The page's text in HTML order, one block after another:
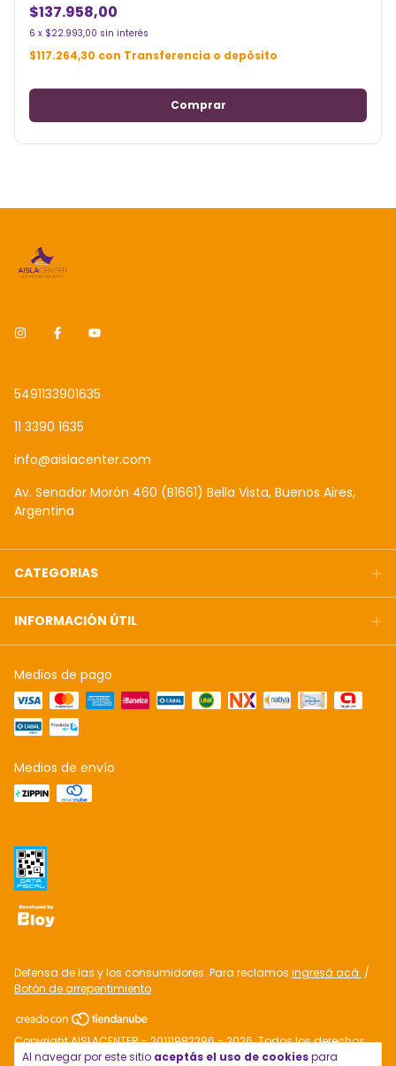
Al navegar por este sitio aceptás el uso de cookiespara
$137.958,00
6 x $22.993,00 sin interés
$117.264,30 con Transferencia o depósito
5491133901635
11 3390 1635
info@aislacenter.com
Av. Senador Morón 460 (B1661) Bella Vista, Buenos Aires,
Argentina
CATEGORIAS
INFORMACIÓN ÚTIL
Medios de pago
Medios de envío
Defensa de las y los consumidores. Para reclamos ingresá acá. /
Botón de arrepentimiento
Copyright AISLACENTER - 20111982296 - 2026. Todos los derechos
reservados.